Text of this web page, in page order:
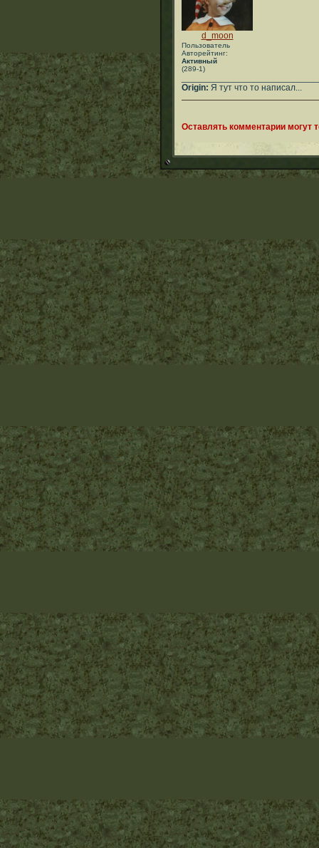
d_moon
Пользователь
Авторейтинг:
Активный
(289-1)
Origin: Я тут что то написал...
Оставлять комментарии могут